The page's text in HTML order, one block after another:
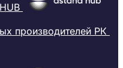
производителей РК